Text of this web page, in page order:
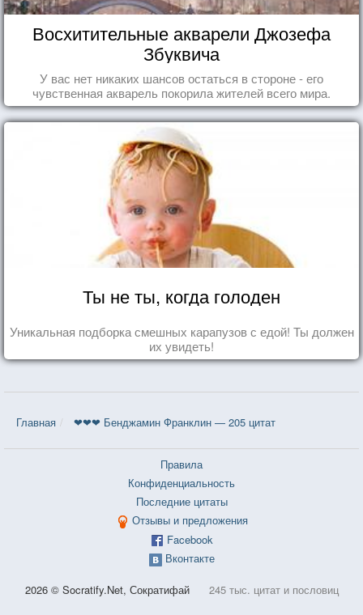
Восхитительные акварели Джозефа
Збуквича
У вас нет никаких шансов остаться в стороне - его
чувственная акварель покорила жителей всего мира.
Ты не ты, когда голоден
Уникальная подборка смешных карапузов с едой! Ты должен
их увидеть!
Главная ❤❤❤ Бенджамин Франклин — 205 цитат
Правила
Конфиденциальность
Последние цитаты
Отзывы и предложения
Facebook
Вконтакте
2026 © Socratify.Net, Сократифай 245 тыс. цитат и пословиц